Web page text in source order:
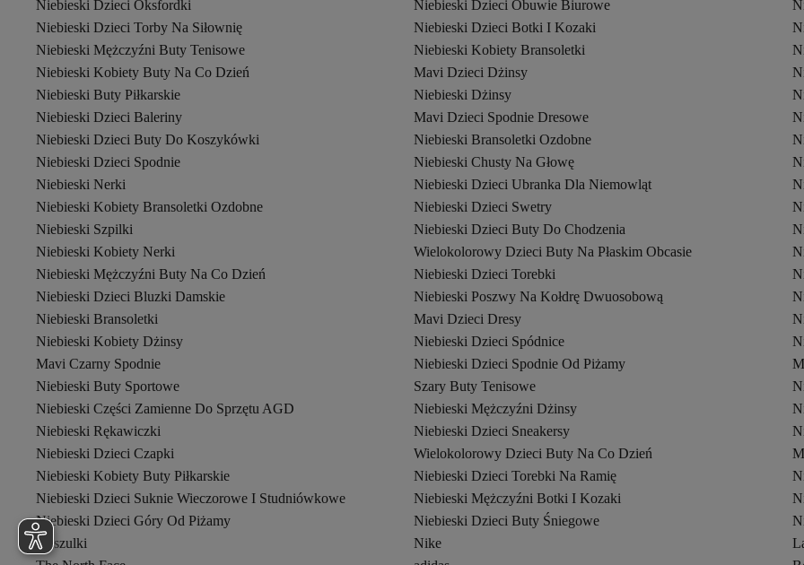
Niebieski Dzieci Oksfordki
Niebieski Dzieci Obuwie Biurowe
Niebieski Dzieci Torby Na Siłownię
Niebieski Dzieci Botki I Kozaki
Niebieski Mężczyźni Buty Tenisowe
Niebieski Kobiety Bransoletki
Niebieski Kobiety Buty Na Co Dzień
Mavi Dzieci Dżinsy
Niebieski Buty Piłkarskie
Niebieski Dżinsy
Niebieski Dzieci Baleriny
Mavi Dzieci Spodnie Dresowe
Niebieski Dzieci Buty Do Koszykówki
Niebieski Bransoletki Ozdobne
Niebieski Dzieci Spodnie
Niebieski Chusty Na Głowę
Niebieski Nerki
Niebieski Dzieci Ubranka Dla Niemowląt
Niebieski Kobiety Bransoletki Ozdobne
Niebieski Dzieci Swetry
Niebieski Szpilki
Niebieski Dzieci Buty Do Chodzenia
Niebieski Kobiety Nerki
Wielokolorowy Dzieci Buty Na Płaskim Obcasie
Niebieski Mężczyźni Buty Na Co Dzień
Niebieski Dzieci Torebki
Niebieski Dzieci Bluzki Damskie
Niebieski Poszwy Na Kołdrę Dwuosobową
Niebieski Bransoletki
Mavi Dzieci Dresy
Niebieski Kobiety Dżinsy
Niebieski Dzieci Spódnice
Mavi Czarny Spodnie
Niebieski Dzieci Spodnie Od Piżamy
Niebieski Buty Sportowe
Szary Buty Tenisowe
Niebieski Części Zamienne Do Sprzętu AGD
Niebieski Mężczyźni Dżinsy
Niebieski Rękawiczki
Niebieski Dzieci Sneakersy
Niebieski Dzieci Czapki
Wielokolorowy Dzieci Buty Na Co Dzień
Niebieski Kobiety Buty Piłkarskie
Niebieski Dzieci Torebki Na Ramię
Niebieski Dzieci Suknie Wieczorowe I Studniówkowe
Niebieski Mężczyźni Botki I Kozaki
Niebieski Dzieci Góry Od Piżamy
Niebieski Dzieci Buty Śniegowe
Koszulki
Nike